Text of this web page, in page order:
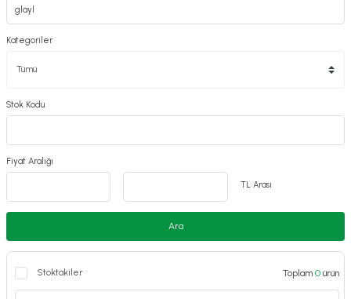
Kategoriler
Stok Kodu
Fiyat Aralığı
TL Arası
Ara
Stoktakiler Toplam 0 ürün